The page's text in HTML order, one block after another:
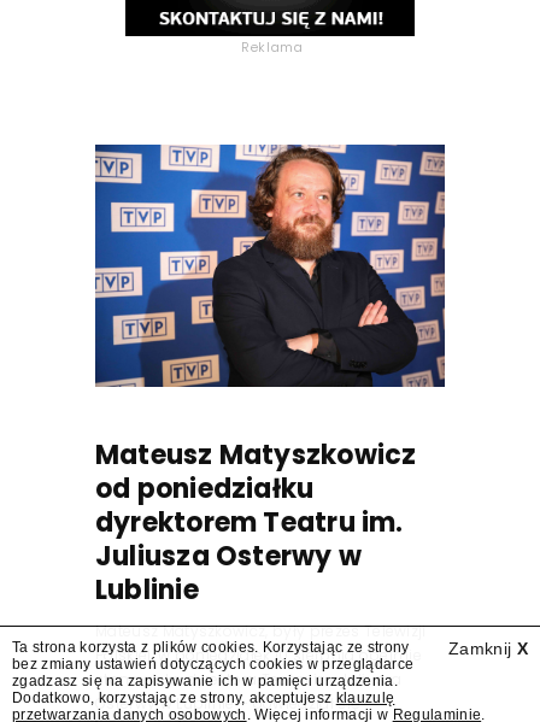
Reklama
Mateusz Matyszkowicz
od poniedziałku
dyrektorem Teatru im.
Juliusza Osterwy w
Lublinie
Mateusz Matyszkowicz, były prezes Telewizji
Polskiej, w poniedziałek 10 sierpnia obejmie
stanowisko dyrektora Teatru im. Juliusza
Osterwy w Lublinie – dowiedział się
Zamknij X
Ta strona korzysta z plików cookies. Korzystając ze strony
bez zmiany ustawień dotyczących cookies w przeglądarce
zgadzasz się na zapisywanie ich w pamięci urządzenia.
Dodatkowo, korzystając ze strony, akceptujesz klauzulę
przetwarzania danych osobowych . Więcej informacji w Regulaminie.